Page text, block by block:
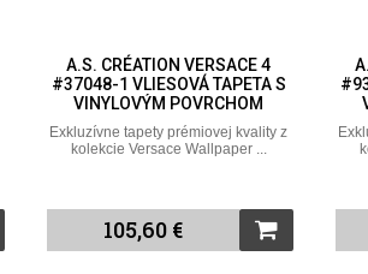
A.S. CRÉATION VERSACE 4
#37048-1 VLIESOVÁ TAPETA S
VINYLOVÝM POVRCHOM
Exkluzívne tapety prémiovej kvality z
kolekcie Versace Wallpaper ...
105,60 €